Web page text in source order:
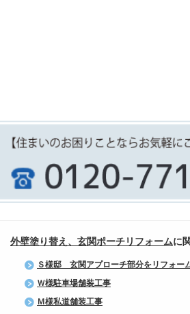
外壁塗り替え、玄関ポーチリフォームに
Ｓ様邸 玄関アプローチ部分をリフォー
Ｗ様駐車場舗装工事
Ｍ様私道舗装工事